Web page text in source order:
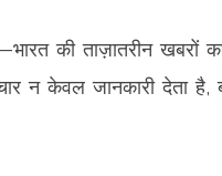
की ताज़ातरीन
न केवल जानकारी देता है,